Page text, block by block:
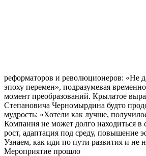
реформаторов и революционеров: «Не
эпоху перемен», подразумевая
момент преобразований. Крылатое
Степановича Черномырдина будто
мудрость: «Хотели как лучше,
Компания не может долго находиться в
рост, адаптация под среду, повышение
Узнаем, как иди по пути развития и не
Мероприятие прошло